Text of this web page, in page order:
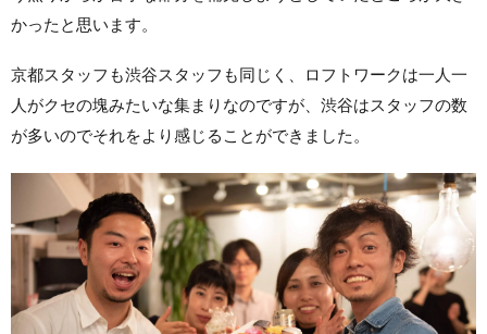
かったと思います。
京都スタッフも渋谷スタッフも同じく、ロフトワークは一人一
人がクセの塊みたいな集まりなのですが、渋谷はスタッフの数
が多いのでそれをより感じることができました。